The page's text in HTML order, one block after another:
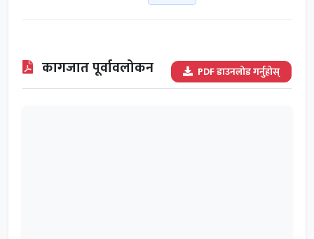
कागजात पूर्वावलोकन PDF डाउनलोड गर्नुहोस्